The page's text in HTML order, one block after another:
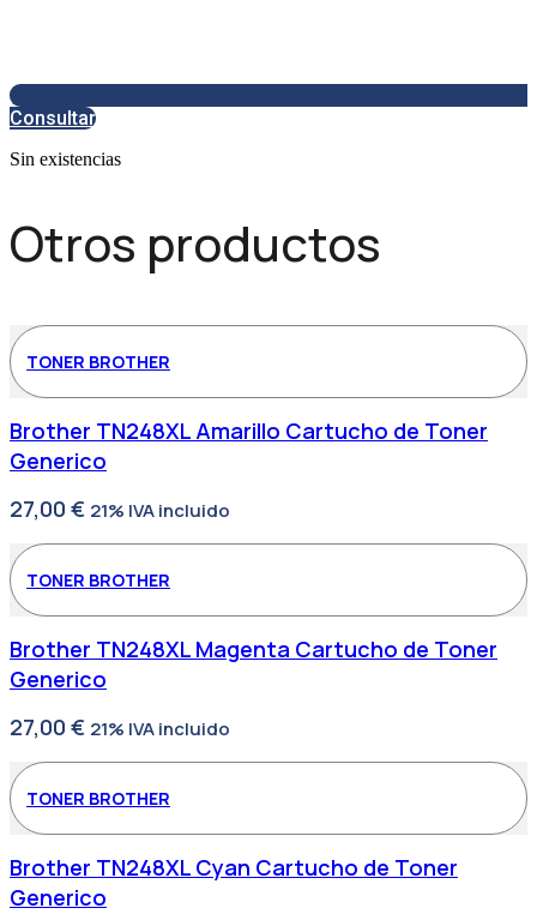
Consultar
Sin existencias
Otros productos
TONER BROTHER
Brother TN248XL Amarillo Cartucho de Toner
Generico
27,00 € 21% IVA incluido
TONER BROTHER
Brother TN248XL Magenta Cartucho de Toner
Generico
27,00 € 21% IVA incluido
TONER BROTHER
Brother TN248XL Cyan Cartucho de Toner
Generico